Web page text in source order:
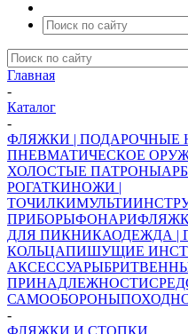
Главная
-
Каталог
-
ФЛЯЖКИ | ПОДАРОЧНЫЕ
ПНЕВМАТИЧЕСКОЕ
ХОЛОСТЫЕ ПАТРОНЫ
РОГАТКИНОЖИ |
ТОЧИЛКИ
ПРИБОРЫФОНАРИ
ДЛЯ ПИКНИКАОДЕЖДА |
КОЛЬЦАПИШУЩИЕ
АКСЕССУАРЫ
ПРИНАДЛЕЖНОСТИ
САМООБОРОНЫ
-
ФЛЯЖКИ И СТОПКИ